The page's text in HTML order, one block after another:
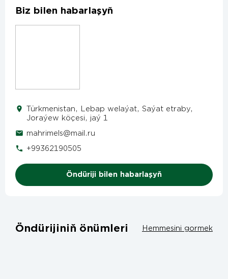
Biz bilen habarlaşyň
Türkmenistan, Lebap welaýat, Saýat etraby,
Joraýew köçesi, jaý 1
mahrimels@mail.ru
+99362190505
Öndüriji bilen habarlaşyň
Öndürijiniň önümleri Hemmesini gormek